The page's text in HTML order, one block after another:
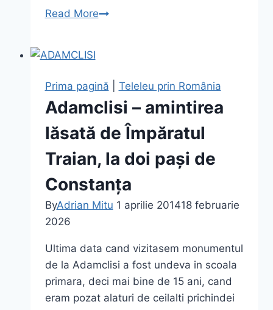
Read MoreAlba
Marii
Uniri
și
vizită
Cetatea
Alba
Carolina
Prima pagină Teleleu prin România
Adamclisi – amintirea
lăsată de Împăratul
Traian, la doi pași de
Constanța
ByAdrian Mitu 1 aprilie 201418 februarie
2026
Ultima data cand vizitasem monumentul
de la Adamclisi a fost undeva in scoala
primara, deci mai bine de 15 ani, cand
eram pozat alaturi de ceilalti prichindei